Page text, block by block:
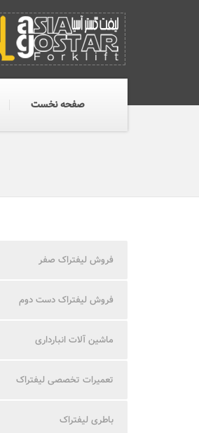
صفحه نخست
فروش لیفتراک صفر
فروش لیفتراک دست دوم
ماشین آلات انبارداری
تعمیرات تخصصی لیفتراک
باطری لیفتراک